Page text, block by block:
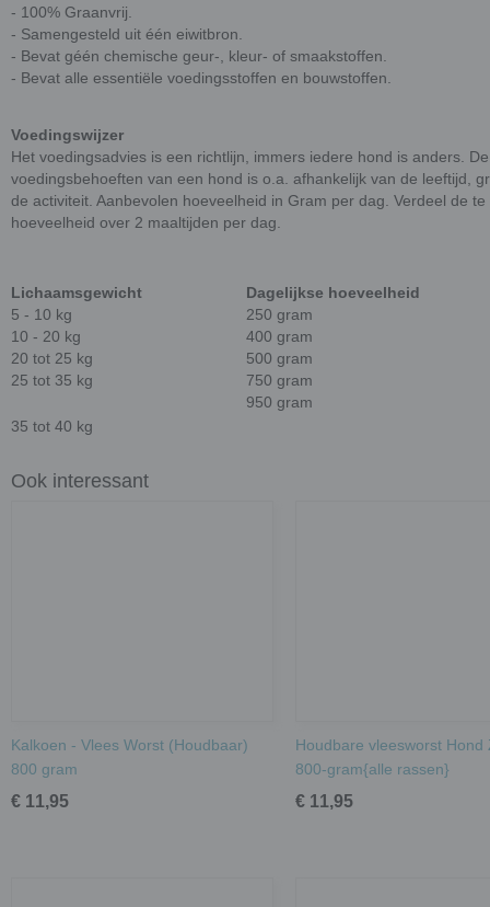
- 100% Graanvrij.
- Samengesteld uit één eiwitbron.
- Bevat géén chemische geur-, kleur- of smaakstoffen.
- Bevat alle essentiële voedingsstoffen en bouwstoffen.
Voedingswijzer
Het voedingsadvies is een richtlijn, immers iedere hond is anders. De
voedingsbehoeften van een hond is o.a. afhankelijk van de leeftijd,
de activiteit. Aanbevolen hoeveelheid in Gram per dag. Verdeel de te
hoeveelheid over 2 maaltijden per dag.
Lichaamsgewicht
Dagelijkse hoeveelheid
5 - 10 kg
250 gram
10 - 20 kg
400 gram
20 tot 25 kg
500 gram
25 tot 35 kg
750 gram
35 tot 40 kg
950 gram
Ook interessant
Kalkoen - Vlees Worst (Houdbaar)
800 gram
€ 11,95
Houdbare vleesworst Hond
800-gram{alle rassen}
€ 11,95